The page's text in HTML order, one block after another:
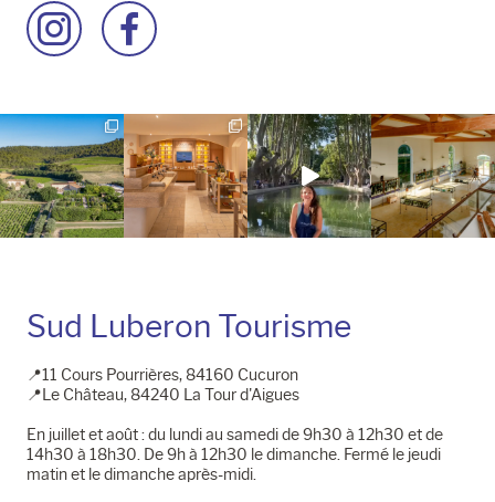
Accéder
à
Instagram
Accéder
à
Facebook
Sud Luberon Tourisme
📍11 Cours Pourrières, 84160 Cucuron
📍Le Château, 84240 La Tour d'Aigues
En juillet et août : du lundi au samedi de 9h30 à 12h30 et de
14h30 à 18h30. De 9h à 12h30 le dimanche. Fermé le jeudi
matin et le dimanche après-midi.